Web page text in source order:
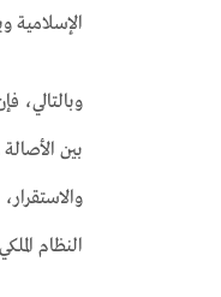
الإسلامية
وبالتالي،
بين
النظام